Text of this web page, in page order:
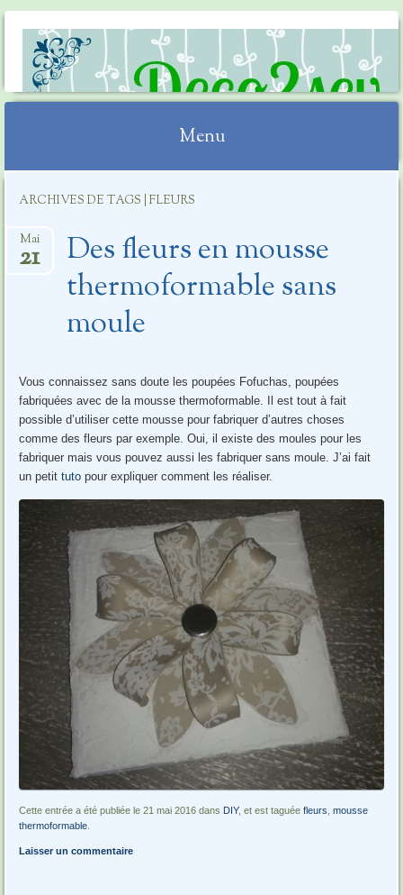
DECO2SEV
Menu
contenu
ARCHIVES DE TAGS | FLEURS
Des fleurs en mousse
thermoformable sans
moule
Mai
21
Vous connaissez sans doute les poupées Fofuchas, poupées
fabriquées avec de la mousse thermoformable. Il est tout à fait
possible d’utiliser cette mousse pour fabriquer d’autres choses
comme des fleurs par exemple. Oui, il existe des moules pour les
fabriquer mais vous pouvez aussi les fabriquer sans moule. J’ai fait
un petit tuto pour expliquer comment les réaliser.
Cette entrée a été publiée le 21 mai 2016 dans DIY, et est taguéefleurs ,mousse
thermoformable
Laisser un commentaire